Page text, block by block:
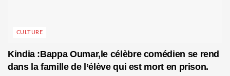
CULTURE
Kindia :Bappa Oumar,le célèbre comédien se rend
dans la famille de l’élève qui est mort en prison.